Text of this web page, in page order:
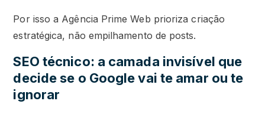
Por isso a Agência Prime Web prioriza criação
estratégica, não empilhamento de posts.
SEO técnico: a camada invisível que
decide se o Google vai te amar ou te
ignorar